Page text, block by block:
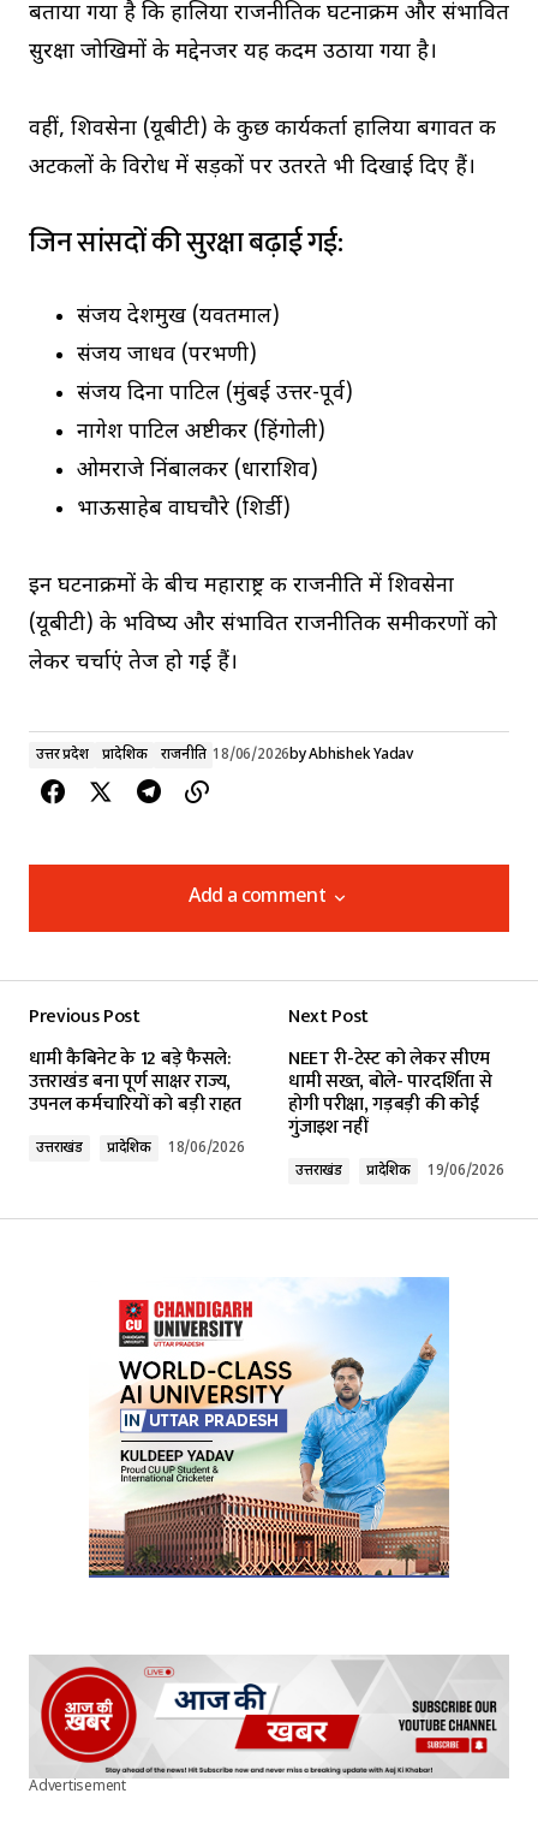
बताया गया है कि हालिया राजनीतिक घटनाक्रम और संभावित
सुरक्षा जोखिमों के मद्देनजर यह कदम उठाया गया है।
वहीं, शिवसेना (यूबीटी) के कुछ कार्यकर्ता हालिया बगावत की
अटकलों के विरोध में सड़कों पर उतरते भी दिखाई दिए हैं।
जिन सांसदों की सुरक्षा बढ़ाई गई:
संजय देशमुख (यवतमाल)
संजय जाधव (परभणी)
संजय दिना पाटिल (मुंबई उत्तर-पूर्व)
नागेश पाटिल अष्टीकर (हिंगोली)
ओमराजे निंबालकर (धाराशिव)
भाऊसाहेब वाघचौरे (शिर्डी)
इन घटनाक्रमों के बीच महाराष्ट्र की राजनीति में शिवसेना
(यूबीटी) के भविष्य और संभावित राजनीतिक समीकरणों को
लेकर चर्चाएं तेज हो गई हैं।
उत्तर प्रदेश प्रादेशिक राजनीति 18/06/2026byAbhishek Yadav
Add a comment
Add a comment
Required fields are marked*
Your E-mail*
Submit Comment
Previous Post
धामी कैबिनेट के 12 बड़े फैसले:
उत्तराखंड बना पूर्ण साक्षर राज्य,
उपनल कर्मचारियों को बड़ी राहत
उत्तराखंड प्रादेशिक 18/06/2026
Next Post
NEET री-टेस्ट को लेकर सीएम
धामी सख्त, बोले- पारदर्शिता से
होगी परीक्षा, गड़बड़ी की कोई
गुंजाइश नहीं
उत्तराखंड प्रादेशिक 19/06/2026
Advertisement